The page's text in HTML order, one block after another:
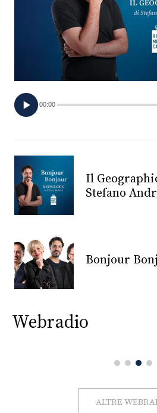
EVENTI
TV
PRINCIPATO
MONACO
RMC
CONSIGLIA
00:00
Il
Stefano
Bonjour
Webradio
ALTRE